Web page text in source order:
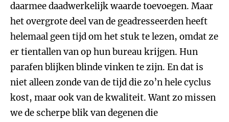
daarmee daadwerkelijk waarde toevoegen. Maar
het overgrote deel van de geadresseerden heeft
helemaal geen tijd om het stuk te lezen, omdat ze
er tientallen van op hun bureau krijgen. Hun
parafen blijken blinde vinken te zijn. En dat is
niet alleen zonde van de tijd die zo’n hele cyclus
kost, maar ook van de kwaliteit. Want zo missen
we de scherpe blik van degenen die